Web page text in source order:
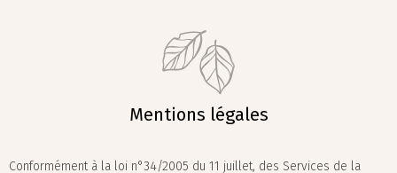
Mentions légales
Conformément à la loi n°34/2005 du 11 juillet, des Services de la